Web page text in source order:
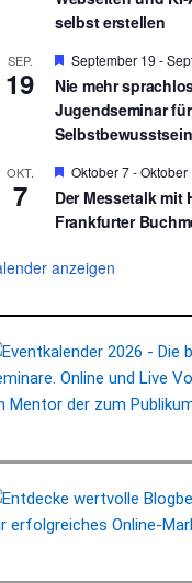
b
e
selbst erstellen
SEP.
19
H
r
v
o
r
g
e
h
o
b
n
September 19 -
Nie mehr
Jugendseminar
Selbstbewusstsein
OKT.
7
H
r
v
g
h
b
e
n
Oktober 7-Oktober
Der Messetalk mit
Frankfurter
anzeigen